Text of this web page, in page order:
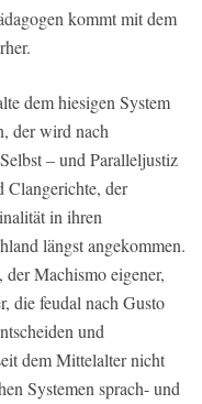
kommt mit dem
dem hiesigen System
der wird nach
– und Paralleljustiz
Clangerichte, der
in ihren
längst angekommen.
der Machismo eigener,
die feudal nach Gusto
und
dem Mittelalter nicht
Systemen sprach- und